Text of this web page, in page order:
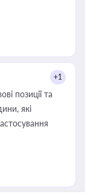
+1
позиції та
які